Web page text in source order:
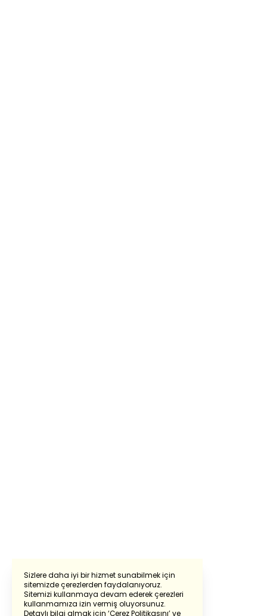
Sizlere daha iyi bir hizmet sunabilmek için
sitemizde çerezlerden faydalanıyoruz.
Sitemizi kullanmaya devam ederek çerezleri
kullanmamıza izin vermiş oluyorsunuz.
Detaylı bilgi almak için ‘Çerez Politikasını’ve